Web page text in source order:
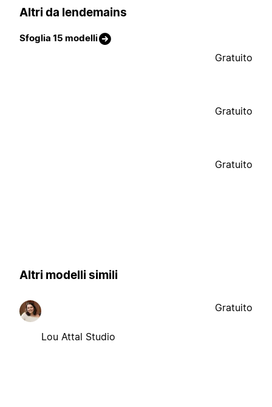
Altri da lendemains
Sfoglia 15 modelli
Gratuito
Gratuito
Gratuito
Altri modelli simili
Lou Attal Studio
Gratuito